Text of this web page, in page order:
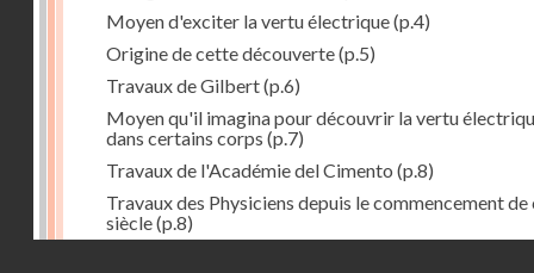
Moyen d'exciter la vertu électrique(p.4)
Origine de cette découverte(p.5)
Travaux de Gilbert(p.6)
Moyen qu'il imagina pour découvrir la vertu
dans certains corps (p.7)
Travaux de l'Académie del Cimento (p.8)
Travaux des Physiciens depuis le commencement de
siècle(p.8)